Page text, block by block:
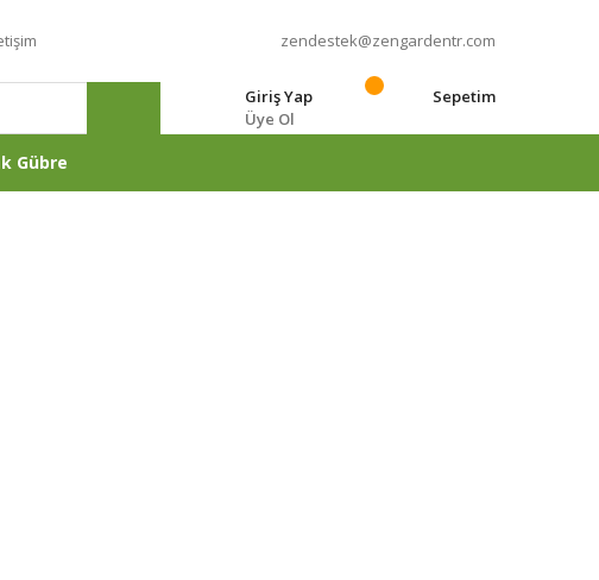
zendestek@zengardentr.com
Giriş Yap
Üye Ol
Sepetim
Gübre